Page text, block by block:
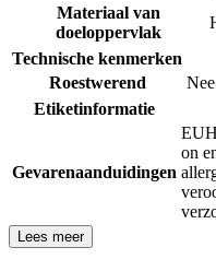
Materiaal van
doeloppervlak
Technische kenmerken
Roestwerend
Nee
Etiketinformatie
Gevarenaanduidingen
on
Lees meer